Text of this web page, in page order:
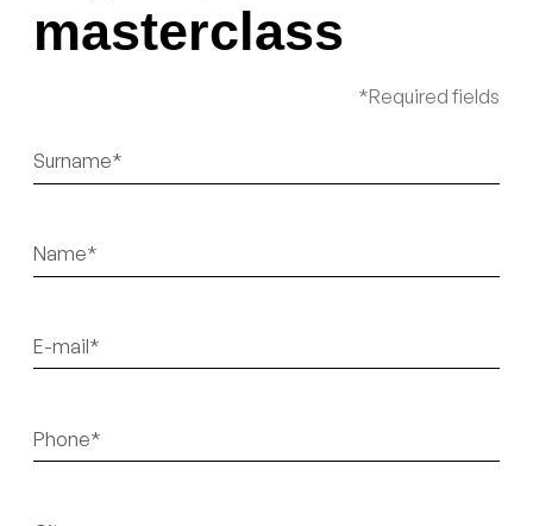
masterclass
*Required fields
Nom
Sans
titre
E-
mail